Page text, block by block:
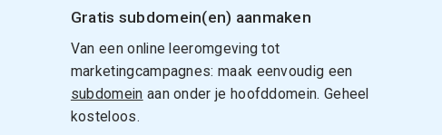
Gratis subdomein(en) aanmaken
Van een online leeromgeving tot
marketingcampagnes: maak eenvoudig een
subdomein aan onder je hoofddomein. Geheel
kosteloos.